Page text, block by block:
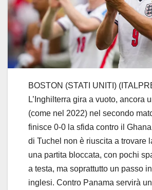
BOSTON (STATI UNITI)
L’Inghilterra gira a vuoto, ancora
(come nel 2022) nel secondo
finisce 0-0 la sfida contro il
di Tuchel non è riuscita a trovare
una partita bloccata, con pochi
a testa, ma soprattutto un passo
inglesi. Contro Panama servirà